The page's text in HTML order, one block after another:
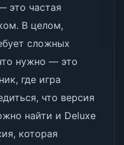
это частая
В целом,
сложных
нужно — это
где игра
что версия
найти и Deluxe
которая